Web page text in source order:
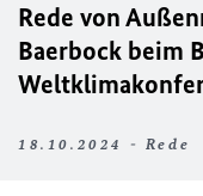
Rede von
Baerbock beim
18.10.2024 - Rede